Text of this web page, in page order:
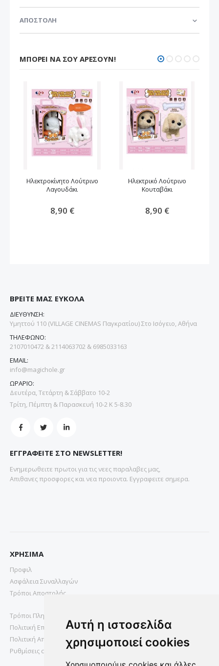
Αυτή η ιστοσελίδα
χρησιμοποιεί cookies
ΑΠΟΣΤΟΛΗ
ΜΠΟΡΕΊ ΝΑ ΣΟΥ ΑΡΈΣΟΥΝ!
Ηλεκτροκίνητο Λούτρινο
Λαγουδάκι
8,90 €
Ηλεκτρικό Λούτρινο
Κουταβάκι
8,90 €
ΒΡΕΙΤΕ ΜΑΣ ΕΥΚΟΛΑ
ΔΙΕΥΘΥΝΣΗ:
Υμηττού 110 (VILLAGE CINEMAS Παγκρατίου) Στο Ισόγειο, Αθήνα
ΤΗΛΕΦΩΝΟ:
2107010472 & 2114063702 & 6985033163
EMAIL:
info@magichole.gr
ΩΡΑΡΙΟ:
Δευτέρα, Τετάρτη & Σάββατο 10-2
Τρίτη, Πέμπτη & Παρασκευή 10-2 Κ 5-8.30
ΕΓΓΡΑΦΕΙΤΕ ΣΤΟ NEWSLETTER!
Ενημερωθειτε πρωτοι για τις νεες παραλαβες μας,
Απιθανες προσφορες και νεα προιοντα. Εγγραφειτε σημερα.
ΧΡΗΣΙΜΑ
Προφιλ
Ασφάλεια Συναλλαγών
Τρόποι Αποστολής
Τρόποι Πληρωμής
Πολιτική Επιστροφών
Πολιτική Απορρήτου
Ρυθμίσεις cookies